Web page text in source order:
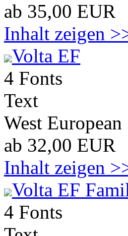
ab 35,00 EUR
Inhalt zeigen
Volta EF
4 Fonts
Text
West European
ab 32,00 EUR
Inhalt zeigen
Volta EF
4 Fonts